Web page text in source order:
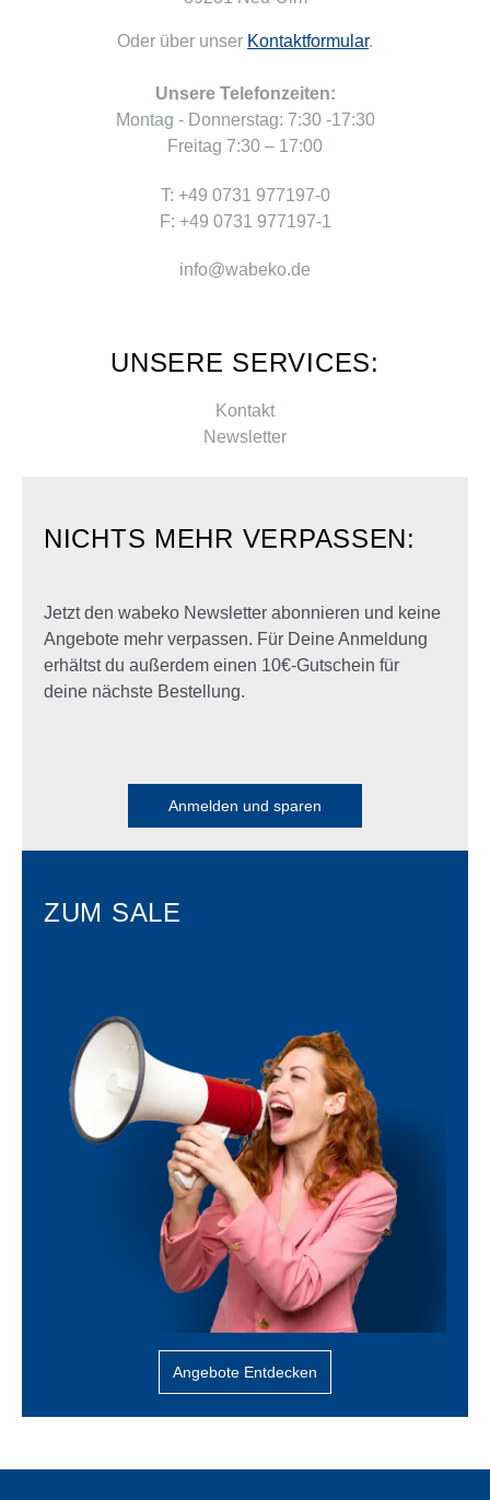
Oder über unser Kontaktformular.
Unsere Telefonzeiten:
Montag - Donnerstag: 7:30 -17:30
Freitag 7:30 – 17:00
T: +49 0731 977197-0
F: +49 0731 977197-1
info@wabeko.de
UNSERE SERVICES:
Kontakt
Newsletter
NICHTS MEHR VERPASSEN:
Jetzt den wabeko Newsletter abonnieren und keine
Angebote mehr verpassen. Für Deine Anmeldung
erhältst du außerdem einen 10€-Gutschein für
deine nächste Bestellung.
Anmelden und sparen
ZUM SALE
Angebote Entdecken